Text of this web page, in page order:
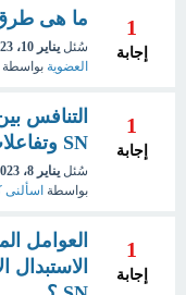
1
إجابة
ما هى
سُئل يناير 10، 2023
العضوية بواسطة
1
إجابة
التنافس
SN وتفاعلات الانتزاع E ؟
سُئل يناير 8، 2023
بواسطة اسألنى
1
إجابة
العوامل
الاستبدال